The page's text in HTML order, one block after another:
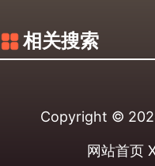
相关搜索
Copyright ©
网站首页